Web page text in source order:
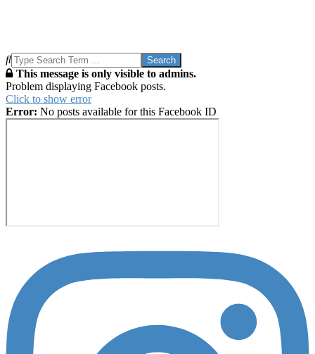
Search
This message is only visible to admins.
Problem displaying Facebook posts.
Click to show error
Error: No posts available for this Facebook ID